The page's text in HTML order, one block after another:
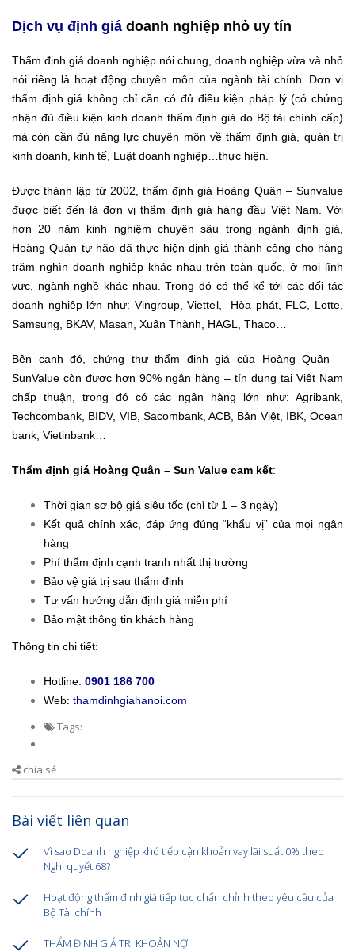
Dịch vụ định giá doanh nghiệp nhỏ uy tín
Thẩm định giá doanh nghiệp nói chung, doanh nghiệp vừa và nhỏ
nói riêng là hoạt động chuyên môn của ngành tài chính. Đơn vị
thẩm định giá không chỉ cần có đủ điều kiện pháp lý (có chứng
nhận đủ điều kiện kinh doanh thẩm định giá do Bộ tài chính cấp)
mà còn cần đủ năng lực chuyên môn về thẩm định giá, quản trị
kinh doanh, kinh tế, Luật doanh nghiệp…thực hiện.
Được thành lập từ 2002, thẩm định giá Hoàng Quân – Sunvalue
được biết đến là đơn vị thẩm định giá hàng đầu Việt Nam. Với
hơn 20 năm kinh nghiệm chuyên sâu trong ngành định giá,
Hoàng Quân tự hão đã thực hiện định giá thành công cho hàng
trăm nghìn doanh nghiệp khác nhau trên toàn quốc, ở mọi lĩnh
vực, ngành nghề khác nhau. Trong đó có thể kể tới các đối tác
doanh nghiệp lớn như: Vingroup, Viettel, Hòa phát, FLC, Lotte,
Samsung, BKAV, Masan, Xuân Thành, HAGL, Thaco…
Bên cạnh đó, chứng thư thẩm định giá của Hoàng Quân –
SunValue còn được hơn 90% ngân hàng – tín dụng tại Việt Nam
chấp thuận, trong đó có các ngân hàng lớn như: Agribank,
Techcombank, BIDV, VIB, Sacombank, ACB, Bản Việt, IBK, Ocean
bank, Vietinbank…
Thẩm định giá Hoàng Quân – Sun Value cam kết:
Thời gian sơ bộ giá siêu tốc (chỉ từ 1 – 3 ngày)
Kết quả chính xác, đáp ứng đúng “khẩu vị” của mọi ngân
hàng
Phí thẩm định cạnh tranh nhất thị trường
Bảo vệ giá trị sau thẩm định
Tư vấn hướng dẫn định giá miễn phí
Bảo mật thông tin khách hàng
Thông tin chi tiết:
Hotline: 0901 186 700
Web: thamdinhgiahanoi.com
Tags:
chia sẻ
Bài viết liên quan
Vì sao Doanh nghiệp khó tiếp cận khoản vay lãi suất 0% theo
Nghị quyết 68?
Hoạt động thẩm định giá tiếp tục chấn chỉnh theo yêu cầu của
Bộ Tài chính
THẨM ĐỊNH GIÁ TRỊ KHOẢN NỢ